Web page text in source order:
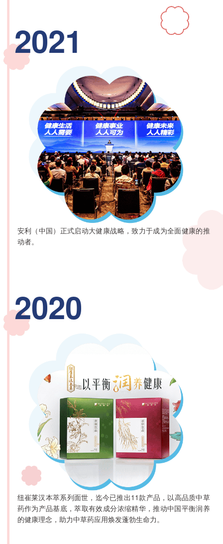
2021
安利（中国）正式启动大健康战略，致力于成为全面健康的推
动者。
2020
纽崔莱汉本萃系列面世，迄今已推出11款产品，以高品质中草
药作为产品基底，萃取有效成分浓缩精华，推动中国平衡润养
的健康理念，助力中草药应用焕发蓬勃生命力。